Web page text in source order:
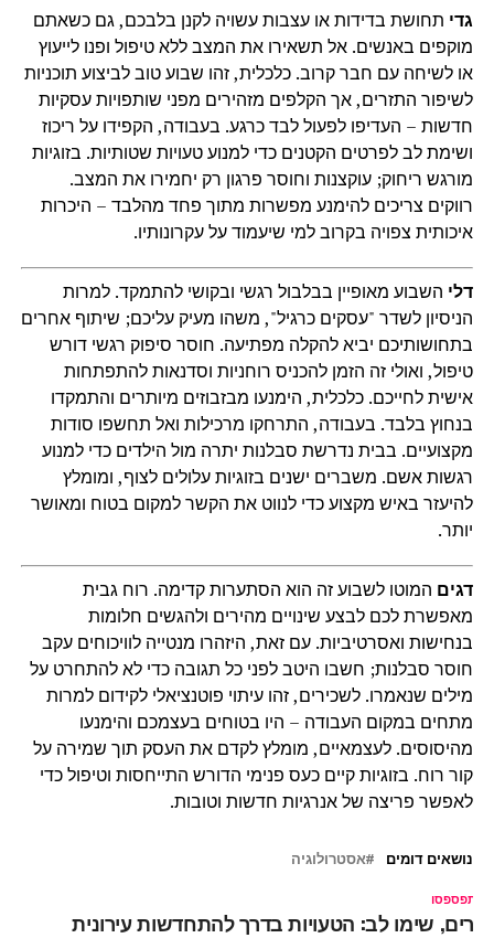
גדי תחושת בדידות או עצבות עשויה לקנן בלבכם, גם כשאתם
מוקפים באנשים. אל תשאירו את המצב ללא טיפול ופנו לייעוץ
או לשיחה עם חבר קרוב. כלכלית, זהו שבוע טוב לביצוע תוכניות
לשיפור התזרים, אך הקלפים מזהירים מפני שותפויות עסקיות
חדשות – העדיפו לפעול לבד כרגע. בעבודה, הקפידו על ריכוז
ושימת לב לפרטים הקטנים כדי למנוע טעויות שטותיות. בזוגיות
מורגש ריחוק; עוקצנות וחוסר פרגון רק יחמירו את המצב.
רווקים צריכים להימנע מפשרות מתוך פחד מהלבד – היכרות
איכותית צפויה בקרוב למי שיעמוד על עקרונותיו.
דלי השבוע מאופיין בבלבול רגשי ובקושי להתמקד. למרות
הניסיון לשדר "עסקים כרגיל", משהו מעיק עליכם; שיתוף אחרים
בתחושותיכם יביא להקלה מפתיעה. חוסר סיפוק רגשי דורש
טיפול, ואולי זה הזמן להכניס רוחניות וסדנאות להתפתחות
אישית לחייכם. כלכלית, הימנעו מבזבוזים מיותרים והתמקדו
בנחוץ בלבד. בעבודה, התרחקו מרכילות ואל תחשפו סודות
מקצועיים. בבית נדרשת סבלנות יתרה מול הילדים כדי למנוע
רגשות אשם. משברים ישנים בזוגיות עלולים לצוף, ומומלץ
להיעזר באיש מקצוע כדי לנווט את הקשר למקום בטוח ומאושר
יותר.
דגים המוטו לשבוע זה הוא הסתערות קדימה. רוח גבית
מאפשרת לכם לבצע שינויים מהירים ולהגשים חלומות
בנחישות ואסרטיביות. עם זאת, היזהרו מנטייה לוויכוחים עקב
חוסר סבלנות; חשבו היטב לפני כל תגובה כדי לא להתחרט על
מילים שנאמרו. לשכירים, זהו עיתוי פוטנציאלי לקידום למרות
מתחים במקום העבודה – היו בטוחים בעצמכם והימנעו
מהיסוסים. לעצמאיים, מומלץ לקדם את העסק תוך שמירה על
קור רוח. בזוגיות קיים כעס פנימי הדורש התייחסות וטיפול כדי
לאפשר פריצה של אנרגיות חדשות וטובות.
נושאים דומים אסטרולוגיה
תפספסו
שימו לב: הטעויות בדרך להתחדשות עירונית